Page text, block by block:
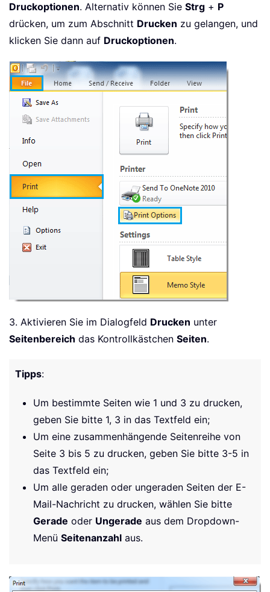
Druckoptionen. Alternativ können Sie Strg + P
drücken, um zum Abschnitt Drucken zu gelangen, und
klicken Sie dann auf Druckoptionen.
3. Aktivieren Sie im Dialogfeld Drucken unter
Seitenbereich das Kontrollkästchen Seiten.
Tipps:
Um bestimmte Seiten wie 1 und 3 zu drucken,
geben Sie bitte 1, 3 in das Textfeld ein;
Um eine zusammenhängende Seitenreihe von
Seite 3 bis 5 zu drucken, geben Sie bitte 3-5 in
das Textfeld ein;
Um alle geraden oder ungeraden Seiten der E-
Mail-Nachricht zu drucken, wählen Sie bitte
Gerade oder Ungerade aus dem Dropdown-
Menü Seitenanzahl aus.